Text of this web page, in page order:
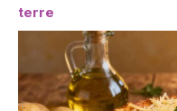
terre